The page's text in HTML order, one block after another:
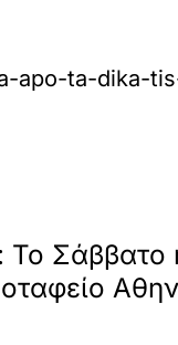
apo-ta-dika-
Σάββατο